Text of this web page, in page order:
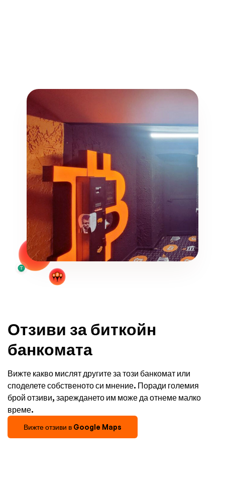
Отзиви за биткойн
банкомата
Вижте какво мислят другите за този банкомат или
споделете собственото си мнение. Поради големия
брой отзиви, зареждането им може да отнеме малко
време.
Вижте отзиви в Google Maps